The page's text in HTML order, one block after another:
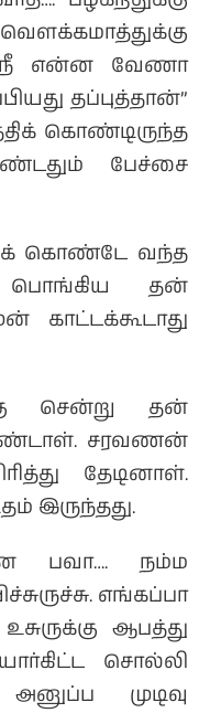
என்ன வேணா
தப்புத்தான்”
கொண்டிருந்த
பேச்சை
கொண்டே வந்த
பொங்கிய தன்
சென்று தன்
சரவணன்
தேடினாள்.
இருந்தது.
பவா…. நம்ம
எங்கப்பா
ஆபத்து
சொல்லி
முடிவு